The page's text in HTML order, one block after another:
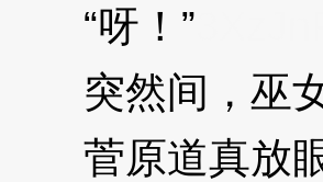
“呀！”
突然间，巫女
菅原道真放眼